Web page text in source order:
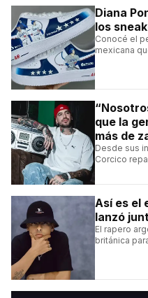
Diana
los
Conocé el
mexicana
que la
más de
Desde sus
Corcico
Así es el
lanzó
El rapero
británica